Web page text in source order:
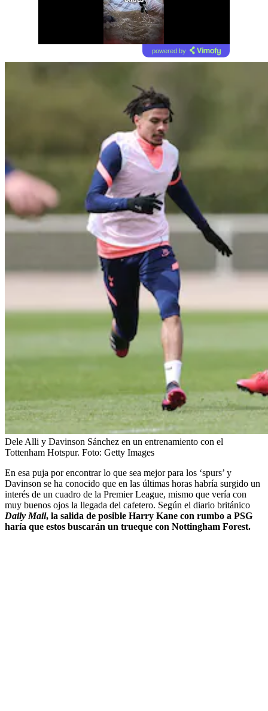
powered by
Dele Alli y Davinson Sánchez en un entrenamiento con el
Tottenham Hotspur. Foto: Getty Images
En esa puja por encontrar lo que sea mejor para los ‘spurs’ y
Davinson se ha conocido que en las últimas horas habría surgido un
interés de un cuadro de la Premier League, mismo que vería con
muy buenos ojos la llegada del cafetero. Según el diario británico
Daily Mail, la salida de posible Harry Kane con rumbo a PSG
haría que estos buscarán un trueque con Nottingham Forest.